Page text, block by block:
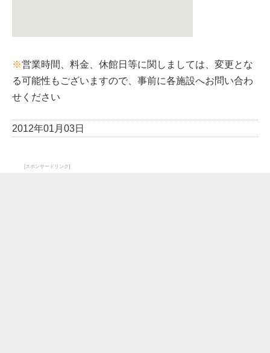
※営業時間、料金、休館日等に関しましては、変更とな
る可能性もございますので、事前に各施設へお問い合わ
せください
2012年01月03日
[スポンサードリンク]